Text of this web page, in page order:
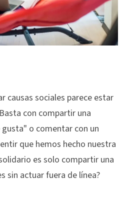
causas sociales parece estar
con compartir una
o comentar con un
que hemos hecho nuestra
es solo compartir una
sin actuar fuera de línea?